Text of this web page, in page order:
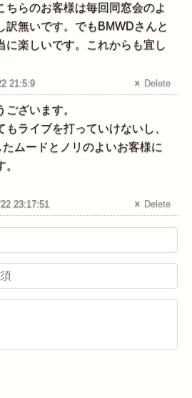
ちらのお客様は毎回同窓会のよ
訳無いです。でもBMWDさんと
に楽しいです。これからも宜し
21:5:9 Delete
ざいます。
もライブを打っていけないし、
ムードとノリのよいお客様に
23:17:51 Delete